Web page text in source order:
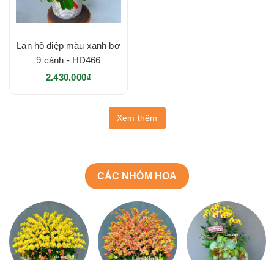
Lan hồ điệp màu xanh bơ
9 cành - HD466
2.430.000₫
Xem thêm
CÁC NHÓM HOA